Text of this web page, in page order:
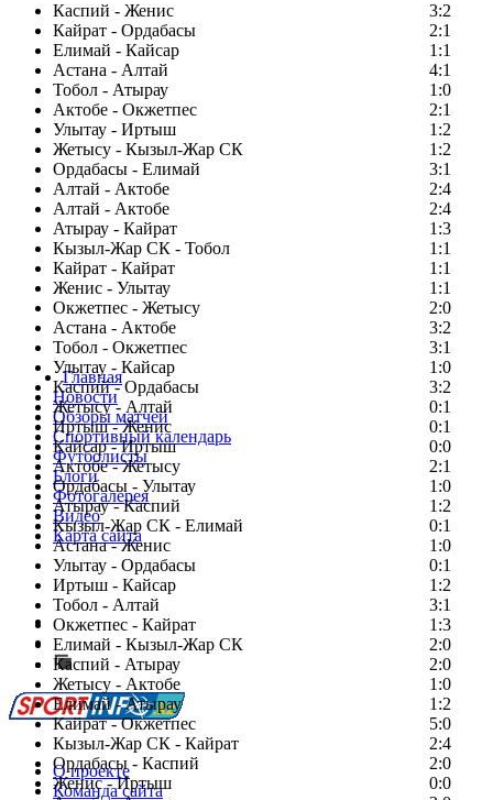
Каспий - Женис
3:2
Кайрат - Ордабасы
2:1
Елимай - Кайсар
1:1
Астана - Алтай
4:1
Тобол - Атырау
1:0
Актобе - Окжетпес
2:1
Улытау - Иртыш
1:2
Жетысу - Кызыл-Жар СК
1:2
Ордабасы - Елимай
3:1
Алтай - Актобе
2:4
Алтай - Актобе
2:4
Атырау - Кайрат
1:3
Кызыл-Жар СК - Тобол
1:1
Кайрат - Кайрат
1:1
Женис - Улытау
1:1
Окжетпес - Жетысу
2:0
Астана - Актобе
3:2
Тобол - Окжетпес
3:1
Улытау - Кайсар
1:0
Каспий - Ордабасы
3:2
Жетысу - Алтай
0:1
Иртыш - Женис
0:1
Кайсар - Иртыш
0:0
Актобе - Жетысу
2:1
Ордабасы - Улытау
1:0
Атырау - Каспий
1:2
Кызыл-Жар СК - Елимай
0:1
Астана - Женис
1:0
Улытау - Ордабасы
0:1
Иртыш - Кайсар
1:2
Тобол - Алтай
3:1
Окжетпес - Кайрат
1:3
Елимай - Кызыл-Жар СК
2:0
Каспий - Атырау
2:0
Жетысу - Актобе
1:0
Елимай - Атырау
1:2
Кайрат - Окжетпес
5:0
Кызыл-Жар СК - Кайрат
2:4
Ордабасы - Каспий
2:0
Женис - Иртыш
0:0
Главная
Новости
Обзоры матчей
Спортивный календарь
Футболисты
Блоги
Фотогалерея
Видео
Карта сайта
Есть идея?
Сообщить о мероприятии
Перейти на старый сайт
О проекте
Команда сайта